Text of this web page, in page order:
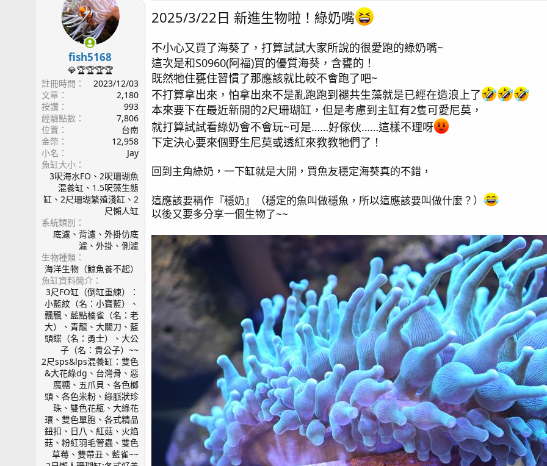
i
n
s
：
fish5168
💎🏆🏆🏆🏆
註冊時間
2023/12/03
文章
2,180
按讚
993
經驗點數
7,806
位置
台南
金幣
12,958
小名
Jay
魚缸大小
3呎海水FO、2呎珊瑚魚
混養缸、1.5呎藻生態
缸、2尺珊瑚繁殖淺缸、2
尺懶人缸
系統類別
底濾、背濾、外掛仿底
濾、外掛、側濾
生物種類
海洋生物（鯨魚養不起）
魚缸資料簡介
3尺FO缸（倒缸重練）：
小藍紋（名：小寶藍）、
飄飄、藍點橘雀（名：老
大）、青龍、大關刀、藍
頭蝶（名：勇士）、大公
子（名：貴公子）~~
2尺sps&lps混養缸：雙色
&大花綠dg、台灣骨、惡
魔糖、五爪貝、各色榔
頭、各色米粉、綠脈狀珍
珠、雙色花瓶、大綠花
環、雙色單胞、各式精品
鈕扣、日八、紅菇、火焰
菇、粉紅羽毛管蟲、雙色
草莓、雙帶丑、藍雀~~
2025/3/22日 新進生物啦！綠奶嘴
不小心又買了海葵了，打算試試大家所說的很愛跑的綠奶嘴~
這次是和S0960(阿福)買的優質海葵，含甕的！
既然牠住甕住習慣了那應該就比較不會跑了吧~
不打算拿出來，怕拿出來不是亂跑跑到褪共生藻就是已經在造浪上了
本來要下在最近新開的2尺珊瑚缸，但是考慮到主缸有2隻可愛尼莫，
就打算試試看綠奶會不會玩~可是……好傢伙……這樣不理呀
下定決心要來個野生尼莫或透紅來教教牠們了！
回到主角綠奶，一下缸就是大開，買魚友穩定海葵真的不錯，
這應該要稱作『穩奶』（穩定的魚叫做穩魚，所以這應該要叫做什麼？）
以後又要多分享一個生物了~~